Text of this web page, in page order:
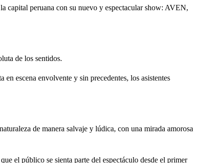
capital peruana con su nuevo y espectacular show: AVEN,
de los sentidos.
escena envolvente y sin precedentes, los asistentes
de manera salvaje y lúdica, con una mirada amorosa
el público se sienta parte del espectáculo desde el primer